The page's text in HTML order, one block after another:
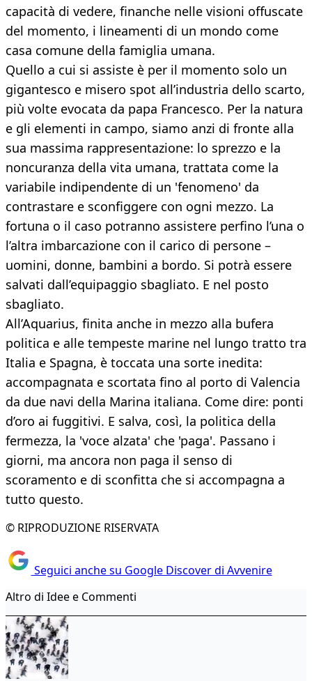
capacità di vedere, finanche nelle visioni offuscate
del momento, i lineamenti di un mondo come
casa comune della famiglia umana.
Quello a cui si assiste è per il momento solo un
gigantesco e misero spot all’industria dello scarto,
più volte evocata da papa Francesco. Per la natura
e gli elementi in campo, siamo anzi di fronte alla
sua massima rappresentazione: lo sprezzo e la
noncuranza della vita umana, trattata come la
variabile indipendente di un 'fenomeno' da
contrastare e sconfiggere con ogni mezzo. La
fortuna o il caso potranno assistere perfino l’una o
l’altra imbarcazione con il carico di persone –
uomini, donne, bambini a bordo. Si potrà essere
salvati dall’equipaggio sbagliato. E nel posto
sbagliato.
All’Aquarius, finita anche in mezzo alla bufera
politica e alle tempeste marine nel lungo tratto tra
Italia e Spagna, è toccata una sorte inedita:
accompagnata e scortata fino al porto di Valencia
da due navi della Marina italiana. Come dire: ponti
d’oro ai fuggitivi. E salva, così, la politica della
fermezza, la 'voce alzata' che 'paga'. Passano i
giorni, ma ancora non paga il senso di
scoramento e di sconfitta che si accompagna a
tutto questo.
© RIPRODUZIONE RISERVATA
Seguici anche su Google Discover di Avvenire
Altro di Idee e Commenti